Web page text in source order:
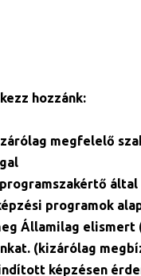
hozzánk:
megfelelő
által
programok
Államilag elismert
(kizárólag
képzésen